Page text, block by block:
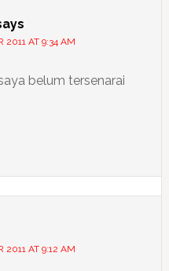
2011 AT 9:34 AM
belum tersenarai
2011 AT 9:12 AM